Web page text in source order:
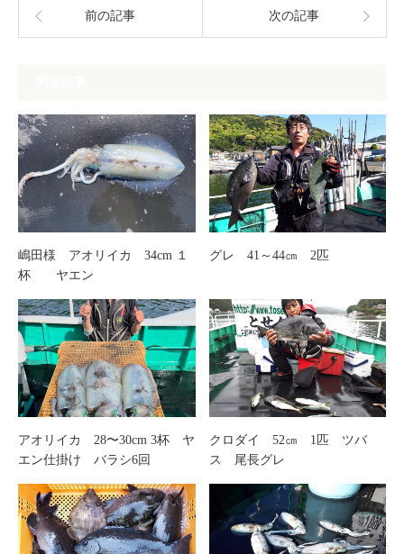
前の記事 次の記事
嶋田様 アオリイカ 34cm １
杯 ヤエン
グレ 41～44㎝ 2匹
アオリイカ 28〜30cm 3杯 ヤ
エン仕掛け バラシ6回
クロダイ 52㎝ 1匹 ツバ
ス 尾長グレ